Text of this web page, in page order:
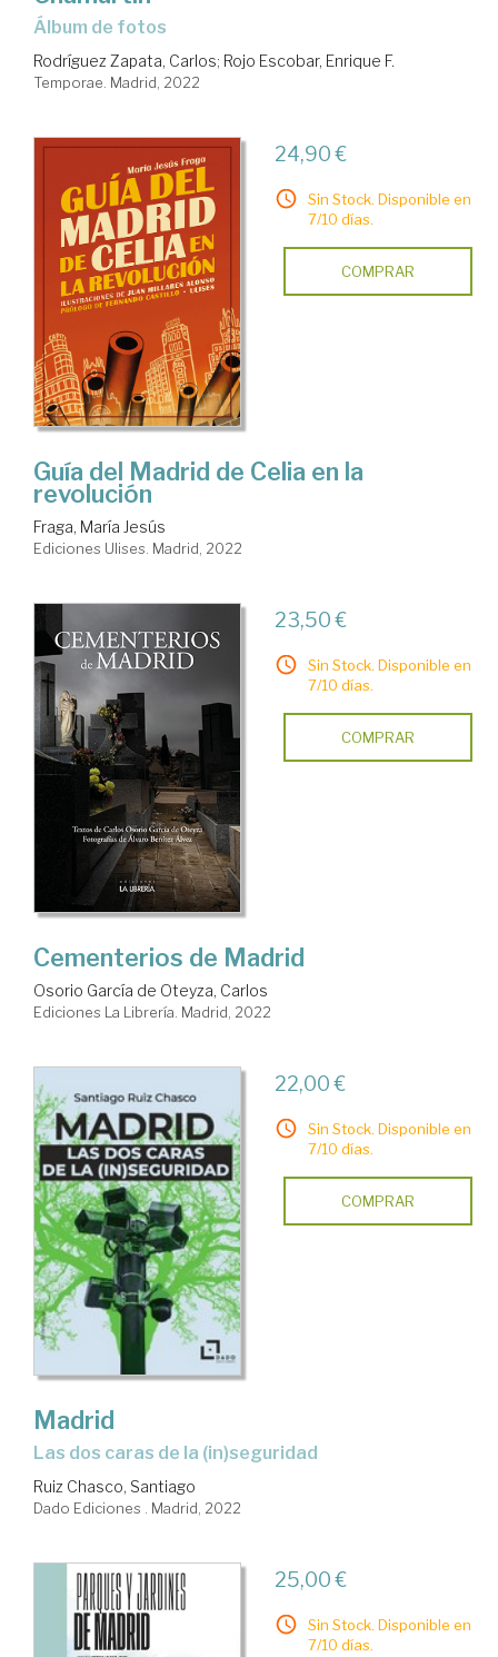
Álbum de fotos
Rodríguez Zapata, Carlos; Rojo Escobar, Enrique F.
Temporae. Madrid, 2022
24,90 €
Sin Stock. Disponible en
7/10 días.
COMPRAR
Guía del Madrid de Celia en la
revolución
Fraga, María Jesús
Ediciones Ulises. Madrid, 2022
23,50 €
Sin Stock. Disponible en
7/10 días.
COMPRAR
Cementerios de Madrid
Osorio García de Oteyza, Carlos
Ediciones La Librería. Madrid, 2022
22,00 €
Sin Stock. Disponible en
7/10 días.
COMPRAR
Madrid
las dos caras de la (in)seguridad
Ruiz Chasco, Santiago
Dado Ediciones . Madrid, 2022
25,00 €
Sin Stock. Disponible en
7/10 días.